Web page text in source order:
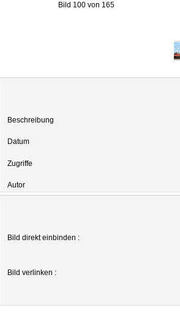
Bild 100 von 165
Beschreibung
Datum
Zugriffe
Autor
Bild direkt einbinden :
Bild verlinken :